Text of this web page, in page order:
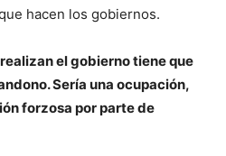
hacen los gobiernos.
el gobierno tiene que
Sería una ocupación,
forzosa por parte de